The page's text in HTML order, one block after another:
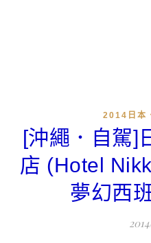
2014日本
[沖繩．自駕]
店 (Hotel
夢幻西